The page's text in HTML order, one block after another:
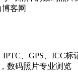
、GPS、ICC标
数码照片专业浏览